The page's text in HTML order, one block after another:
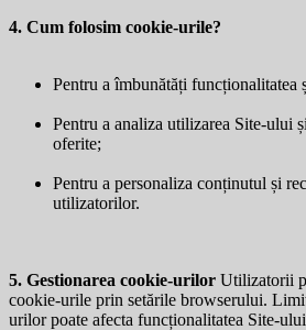
4. Cum folosim cookie-urile?
Pentru a îmbunătăți funcționalitatea
Pentru a analiza utilizarea Site-ului
oferite;
Pentru a personaliza conținutul și
utilizatorilor.
5. Gestionarea cookie-urilor Utilizatorii
cookie-urile prin setările browserului.
urilor poate afecta funcționalitatea Site-